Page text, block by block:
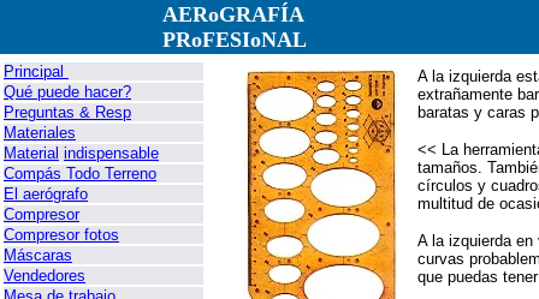
AERoGRAFÍA
PRoFESIoNAL
Principal
Qué puede hacer?
Preguntas & Resp
Materiales
Material indispensable
Compás Todo Terreno
El aerógrafo
Compresor
Compresor fotos
Máscaras
Vendedores
A la izquierda
extrañamente
baratas y caras
<< La
tamaños.
círculos y
multitud de
A la izquierda
curvas
que puedas